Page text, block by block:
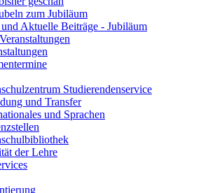
zum Jubiläum
Aktuelle Beiträge - Jubiläum
Studierendenservice
und Transfer
und Sprachen
der Lehre